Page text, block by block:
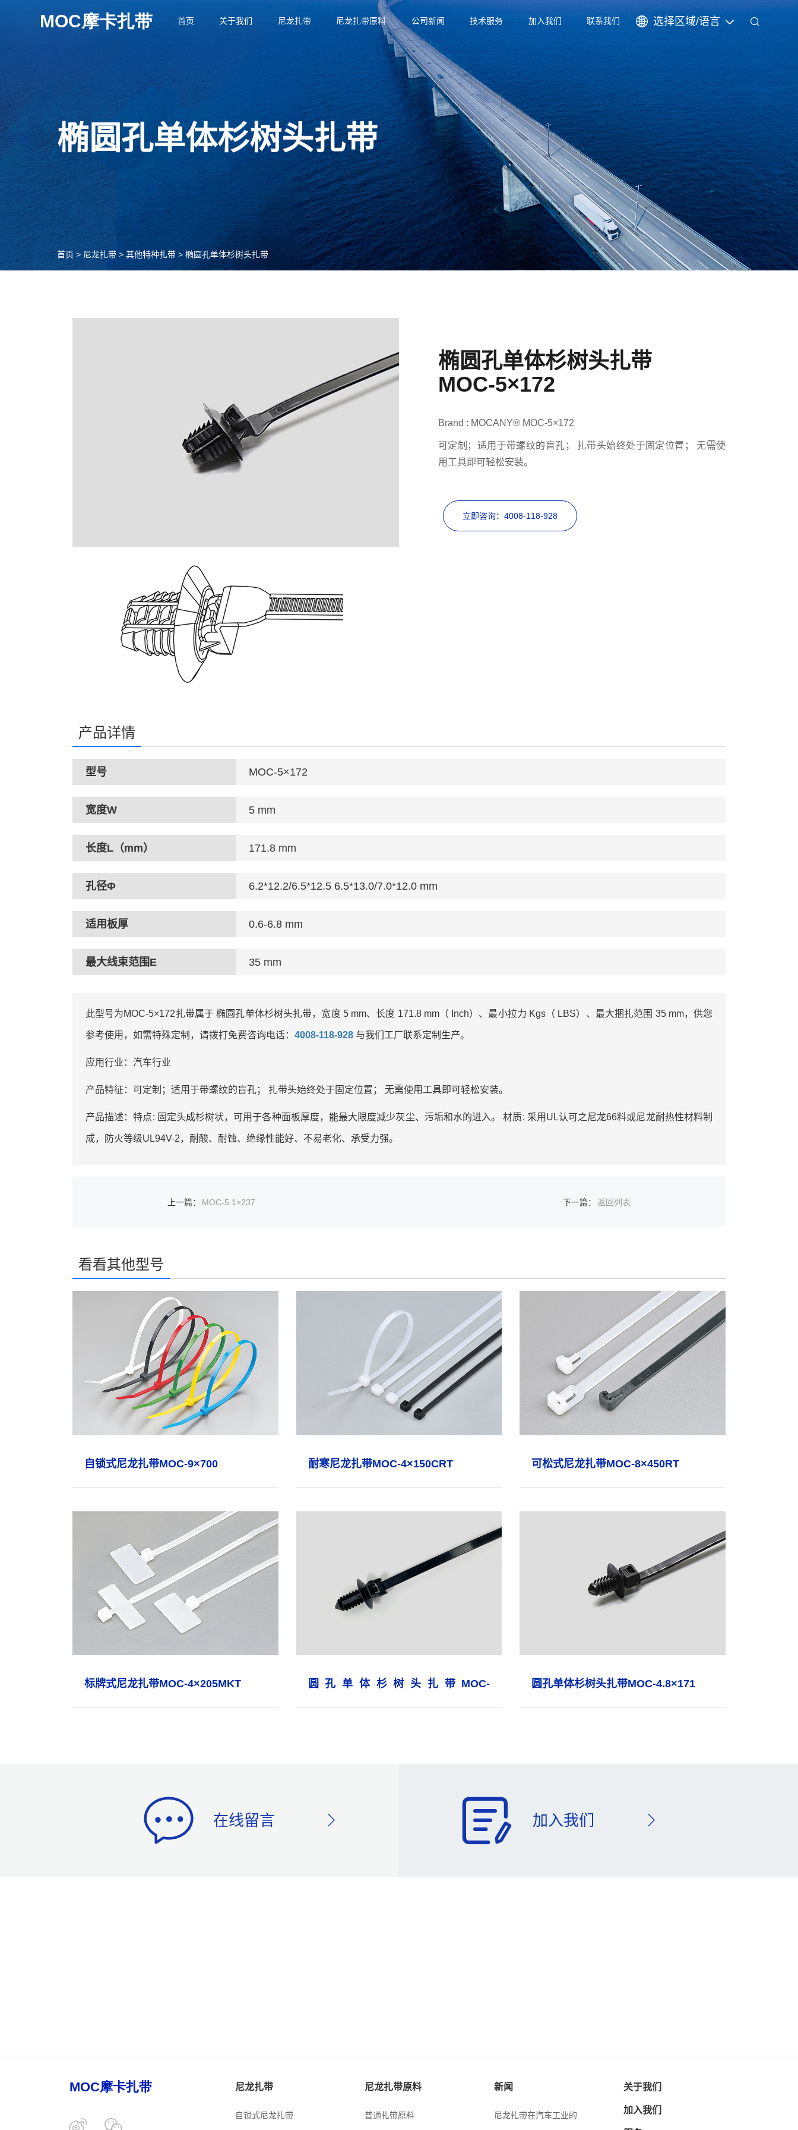
选择区域/语言
首页 关于我们 尼龙扎带 尼龙扎带原料 公司新闻 技术服务 加入我们 联系我们
椭圆孔单体杉树头扎带
首页>尼龙扎带>其他特种扎带>椭圆孔单体杉树头扎带
椭圆孔单体杉树头扎带
MOC-5×172
Brand : MOCANY® MOC-5×172
可定制；适用于带螺纹的盲孔； 扎带头始终处于固定位置； 无需使
用工具即可轻松安装。
立即咨询：4008-118-928
产品详情
型号 MOC-5×172
宽度W 5 mm
长度L（mm） 171.8 mm
孔径Φ 6.2*12.2/6.5*12.5 6.5*13.0/7.0*12.0 mm
适用板厚 0.6-6.8 mm
最大线束范围E 35 mm
此型号为MOC-5×172扎带属于 椭圆孔单体杉树头扎带，宽度 5 mm、长度 171.8 mm（ Inch）、最小拉力 Kgs（ LBS）、最大捆扎范围 35 mm，供您
参考使用，如需特殊定制，请拨打免费咨询电话： 4008-118-928 与我们工厂联系定制生产。
应用行业：汽车行业
产品特征：可定制；适用于带螺纹的盲孔； 扎带头始终处于固定位置； 无需使用工具即可轻松安装。
产品描述：特点: 固定头成杉树状，可用于各种面板厚度，能最大限度减少灰尘、污垢和水的进入。 材质: 采用UL认可之尼龙66料或尼龙耐热性材料制
成，防火等级UL94V-2，耐酸、耐蚀、绝缘性能好、不易老化、承受力强。
上一篇： MOC-5.1×237 下一篇： 返回列表
看看其他型号
自锁式尼龙扎带MOC-9×700 耐寒尼龙扎带MOC-4×150CRT 可松式尼龙扎带MOC-8×450RT
标牌式尼龙扎带MOC-4×205MKT 圆孔单体杉树头扎带MOC- 圆孔单体杉树头扎带MOC-4.8×171
在线留言 加入我们
尼龙扎带
自锁式尼龙扎带
尼龙扎带原料
普通扎带原料
新闻
尼龙扎带在汽车工业的
关于我们
加入我们